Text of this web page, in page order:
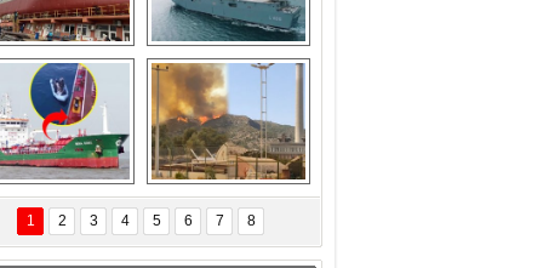
Tersanesi,
Başaran Bayrak
tankerini suya
indirdi
TCG Anadolu,
tersane teknik
seyrini tamamladı
Göçmenlerin
imdadına Türk
MINA DENIZ
yetişti
Milas’taki yangın
yeniden termik
santrallere doğru
ilerliyor
1 2 3 4 5 6 7 8